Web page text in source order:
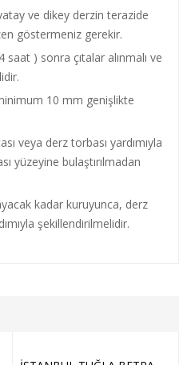
ve dikey derzin terazide
göstermeniz gerekir.
saat ) sonra çıtalar alınmalı ve
10 mm genişlikte
veya derz torbası yardımıyla
yüzeyine bulaştırılmadan
kadar kuruyunca, derz
şekillendirilmelidir.